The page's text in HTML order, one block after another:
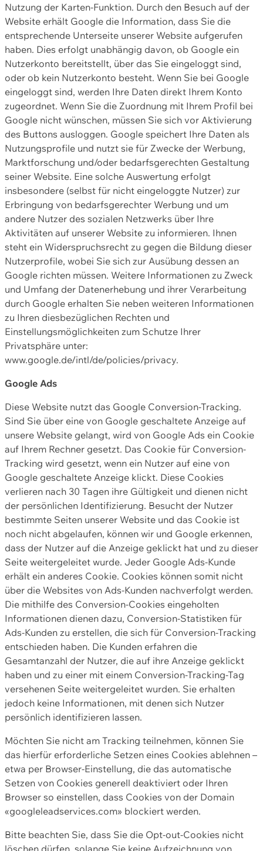
Nutzung der Karten-Funktion. Durch den Besuch auf der
Website erhält Google die Information, dass Sie die
entsprechende Unterseite unserer Website aufgerufen
haben. Dies erfolgt unabhängig davon, ob Google ein
Nutzerkonto bereitstellt, über das Sie eingeloggt sind,
oder ob kein Nutzerkonto besteht. Wenn Sie bei Google
eingeloggt sind, werden Ihre Daten direkt Ihrem Konto
zugeordnet. Wenn Sie die Zuordnung mit Ihrem Profil bei
Google nicht wünschen, müssen Sie sich vor Aktivierung
des Buttons ausloggen. Google speichert Ihre Daten als
Nutzungsprofile und nutzt sie für Zwecke der Werbung,
Marktforschung und/oder bedarfsgerechten Gestaltung
seiner Website. Eine solche Auswertung erfolgt
insbesondere (selbst für nicht eingeloggte Nutzer) zur
Erbringung von bedarfsgerechter Werbung und um
andere Nutzer des sozialen Netzwerks über Ihre
Aktivitäten auf unserer Website zu informieren. Ihnen
steht ein Widerspruchsrecht zu gegen die Bildung dieser
Nutzerprofile, wobei Sie sich zur Ausübung dessen an
Google richten müssen. Weitere Informationen zu Zweck
und Umfang der Datenerhebung und ihrer Verarbeitung
durch Google erhalten Sie neben weiteren Informationen
zu Ihren diesbezüglichen Rechten und
Einstellungsmöglichkeiten zum Schutze Ihrer
Privatsphäre unter:
www.google.de/intl/de/policies/privacy.
Google Ads
Diese Website nutzt das Google Conversion-Tracking.
Sind Sie über eine von Google geschaltete Anzeige auf
unsere Website gelangt, wird von Google Ads ein Cookie
auf Ihrem Rechner gesetzt. Das Cookie für Conversion-
Tracking wird gesetzt, wenn ein Nutzer auf eine von
Google geschaltete Anzeige klickt. Diese Cookies
verlieren nach 30 Tagen ihre Gültigkeit und dienen nicht
der persönlichen Identifizierung. Besucht der Nutzer
bestimmte Seiten unserer Website und das Cookie ist
noch nicht abgelaufen, können wir und Google erkennen,
dass der Nutzer auf die Anzeige geklickt hat und zu dieser
Seite weitergeleitet wurde. Jeder Google Ads-Kunde
erhält ein anderes Cookie. Cookies können somit nicht
über die Websites von Ads-Kunden nachverfolgt werden.
Die mithilfe des Conversion-Cookies eingeholten
Informationen dienen dazu, Conversion-Statistiken für
Ads-Kunden zu erstellen, die sich für Conversion-Tracking
entschieden haben. Die Kunden erfahren die
Gesamtanzahl der Nutzer, die auf ihre Anzeige geklickt
haben und zu einer mit einem Conversion-Tracking-Tag
versehenen Seite weitergeleitet wurden. Sie erhalten
jedoch keine Informationen, mit denen sich Nutzer
persönlich identifizieren lassen.
Möchten Sie nicht am Tracking teilnehmen, können Sie
das hierfür erforderliche Setzen eines Cookies ablehnen –
etwa per Browser-Einstellung, die das automatische
Setzen von Cookies generell deaktiviert oder Ihren
Browser so einstellen, dass Cookies von der Domain
«googleleadservices.com» blockiert werden.
Bitte beachten Sie, dass Sie die Opt-out-Cookies nicht